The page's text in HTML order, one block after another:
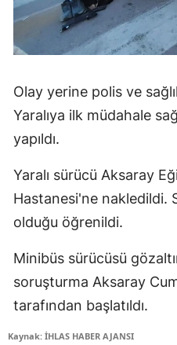
Olay yerine polis ve
Yaralıya ilk müdahale
yapıldı.
Yaralı sürücü Aksaray
Hastanesi'ne nakledildi.
olduğu öğrenildi.
Minibüs sürücüsü
soruşturma Aksaray
tarafından başlatıldı.
Kaynak: İHLAS HABER AJANSI